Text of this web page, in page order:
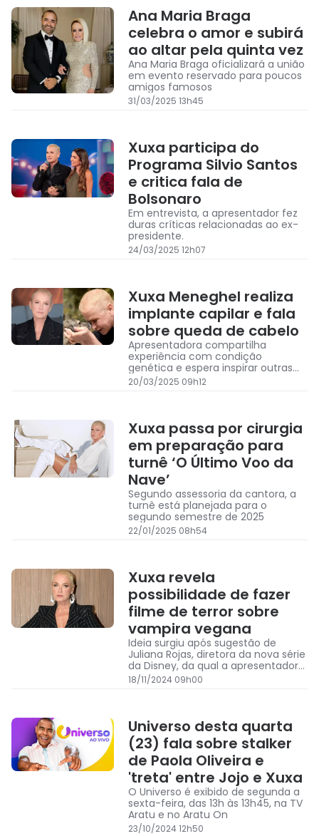
Ana Maria Braga
celebra o amor e subirá
ao altar pela quinta vez
Ana Maria Braga oficializará a união
em evento reservado para poucos
amigos famosos
31/03/2025 13h45
Xuxa participa do
Programa Silvio Santos
e critica fala de
Bolsonaro
Em entrevista, a apresentador fez
duras críticas relacionadas ao ex-
presidente.
24/03/2025 12h07
Xuxa Meneghel realiza
implante capilar e fala
sobre queda de cabelo
Apresentadora compartilha
experiência com condição
genética e espera inspirar outras
mulheres
20/03/2025 09h12
Xuxa passa por cirurgia
em preparação para
turnê ‘O Último Voo da
Nave’
Segundo assessoria da cantora, a
turnê está planejada para o
segundo semestre de 2025
22/01/2025 08h54
Xuxa revela
possibilidade de fazer
filme de terror sobre
vampira vegana
Ideia surgiu após sugestão de
Juliana Rojas, diretora da nova série
da Disney, da qual a apresentadora
faz parte
18/11/2024 09h00
Universo desta quarta
(23) fala sobre stalker
de Paola Oliveira e
'treta' entre Jojo e Xuxa
O Universo é exibido de segunda a
sexta-feira, das 13h às 13h45, na TV
Aratu e no Aratu On
23/10/2024 12h50